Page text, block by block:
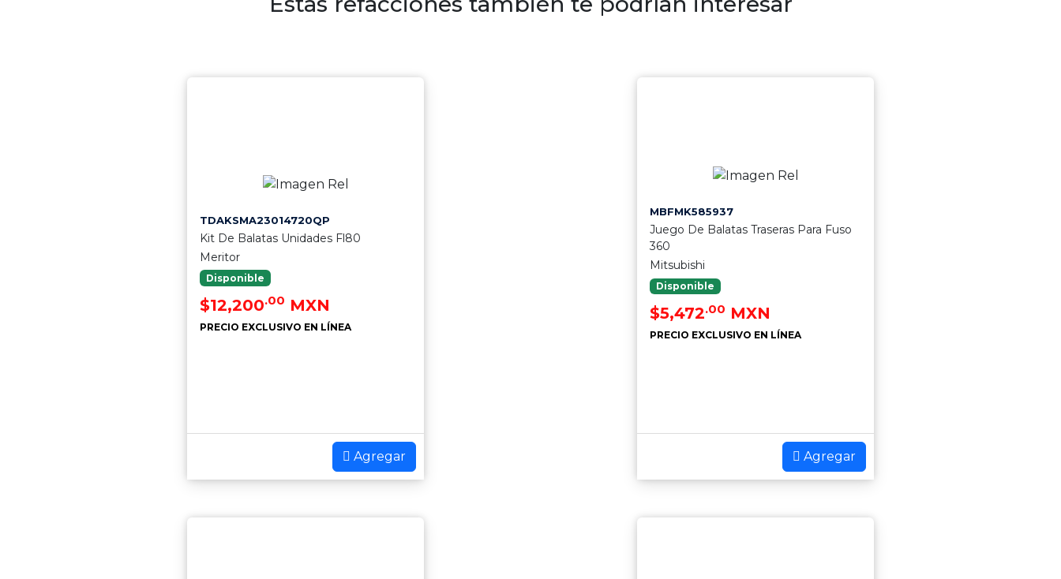
TDAKSMA23014720QP
Kit De Balatas Unidades Fl80
Meritor
Disponible
$12,200.00 MXN
PRECIO EXCLUSIVO EN LÍNEA
Agregar
MBFMK585937
Juego De Balatas Traseras Para Fuso
360
Mitsubishi
Disponible
$5,472.00 MXN
PRECIO EXCLUSIVO EN LÍNEA
Agregar